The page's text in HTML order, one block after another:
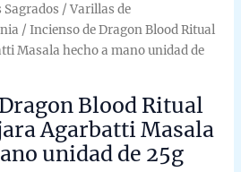
/Varillas de
/ Incienso de Dragon Blood Ritual
Masala hecho a mano unidad de
Blood Ritual
Agarbatti Masala
unidad de 25g